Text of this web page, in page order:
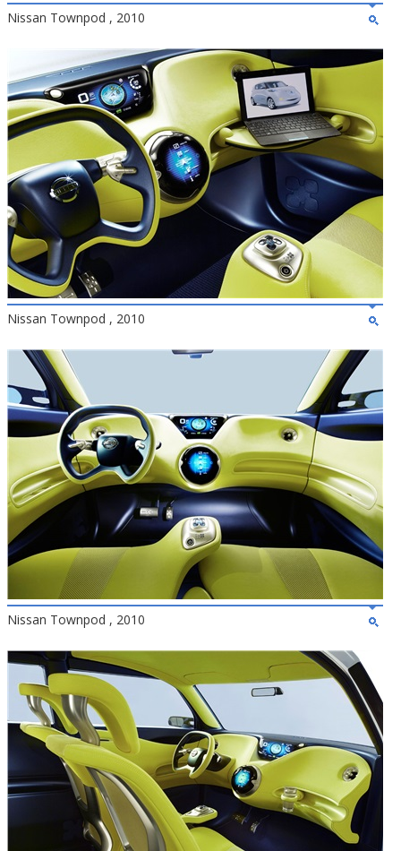
Nissan Townpod , 2010
Nissan Townpod , 2010
Nissan Townpod , 2010